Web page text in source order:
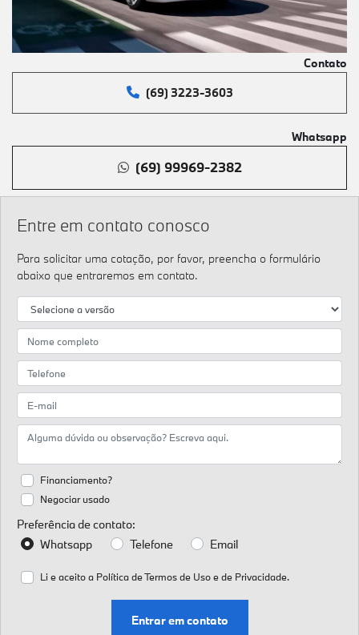
Entre em contato conosco
Para solicitar uma cotação, por favor, preencha o formulário
abaixo que entraremos em contato.
Financiamento?
Negociar usado
Preferência de contato:
Whatsapp
Telefone Email
Li e aceito a Política de Termos de Uso e de Privacidade.
Entrar em contato
Contato
(69) 3223-3603
Whatsapp
(69) 99969-2382